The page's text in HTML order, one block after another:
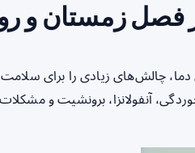
فصل زمستان و
چالش‌های زیادی را برای
آنفولانزا، برونشیت و